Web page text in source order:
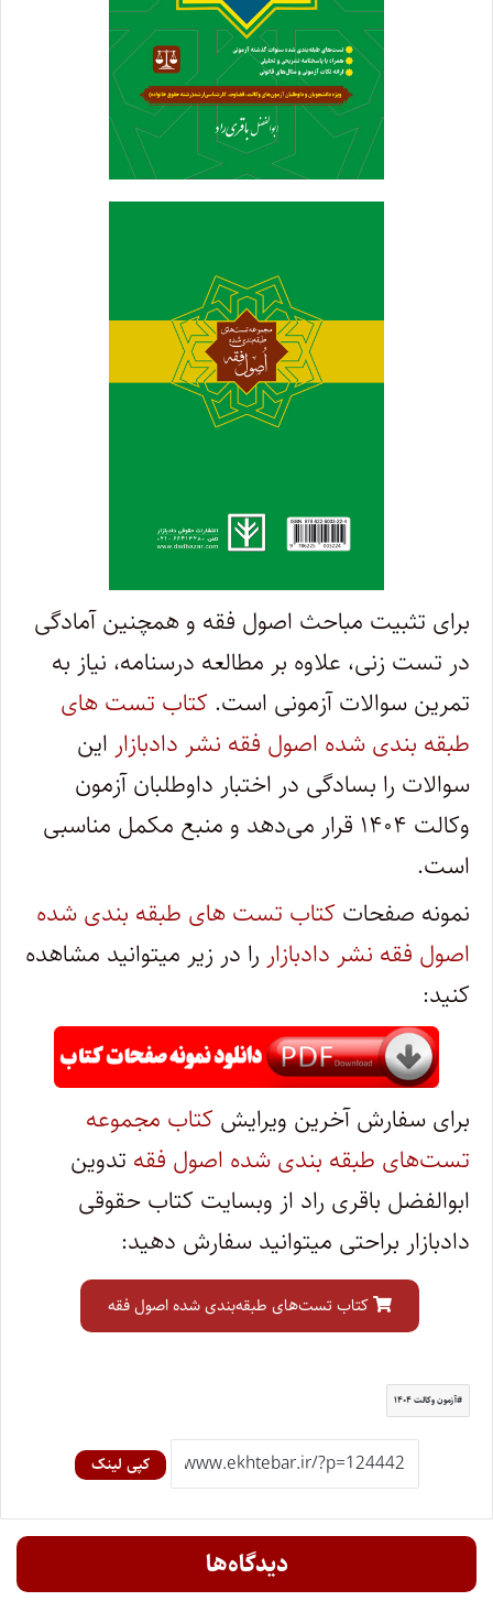
برای تثبیت مباحث اصول فقه و همچنین آمادگی
در تست زنی، علاوه بر مطالعه درسنامه، نیاز به
تمرین سوالات آزمونی است. کتاب تست های
طبقه بندی شده اصول فقه نشر دادبازار این
سوالات را بسادگی در اختبار داوطلبان آزمون
وکالت ۱۴۰۴ قرار می‌دهد و منبع مکمل مناسبی
است.
نمونه صفحات کتاب تست های طبقه بندی شده
اصول فقه نشر دادبازار را در زیر میتوانید مشاهده
کنید:
برای سفارش آخرین ویرایش کتاب مجموعه
تست‌های طبقه بندی شده اصول فقه تدوین
ابوالفضل باقری راد از وبسایت کتاب حقوقی
دادبازار براحتی میتوانید سفارش دهید:
کتاب تست‌های طبقه‌بندی شده اصول فقه
آزمون وکالت ۱۴۰۴
کپی لینک
دیدگاه‌ها